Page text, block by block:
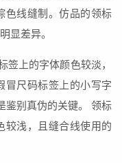
色线缝制。仿品的领标
显差异。
上的字体颜色较淡，
冒尺码标签上的小写字
鉴别真伪的关键。 领标
较浅，且缝合线使用的